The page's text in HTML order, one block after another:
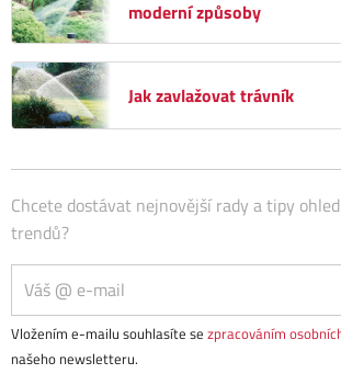
moderní způsoby
Jak zavlažovat trávník
Chcete dostávat nejnovější rady a tipy
trendů?
Vložením e-mailu souhlasíte se zpracováním
našeho newsletteru.